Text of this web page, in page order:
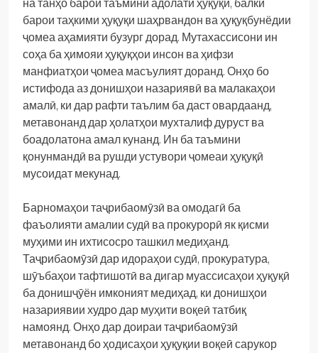
на танҳо барои таъмини адолати ҳуқуқӣ, балки
барои таҳкими ҳуқуқи шаҳрвандон ва ҳуқуқбунёдии
ҷомеа аҳамияти бузург дорад. Мутахассисони ин
соҳа ба ҳимояи ҳуқуқҳои инсон ва ҳифзи
манфиатҳои ҷомеа масъулият доранд. Онҳо бо
истифода аз донишҳои назариявӣ ва малакаҳои
амалӣ, ки дар рафти таълим ба даст овардаанд,
метавонанд дар ҳолатҳои мухталиф дуруст ва
боадолатона амал кунанд. Ин ба таъмини
қонунмандӣ ва рушди устувори ҷомеаи ҳуқуқӣ
мусоидат мекунад.
Барномаҳои таҷрибаомӯзӣ ва омодагӣ ба
фаъолияти амалии судӣ ва прокурорӣ як қисми
муҳими ин ихтисосро ташкил медиҳанд.
Таҷрибаомӯзӣ дар идораҳои судӣ, прокуратура,
шӯъбаҳои тафтишотӣ ва дигар муассисаҳои ҳуқуқӣ
ба донишҷӯён имконият медиҳад, ки донишҳои
назариявии худро дар муҳити воқеӣ татбиқ
намоянд. Онҳо дар доираи таҷрибаомӯзӣ
метавонанд бо ҳодисаҳои ҳуқуқии воқеӣ сарукор